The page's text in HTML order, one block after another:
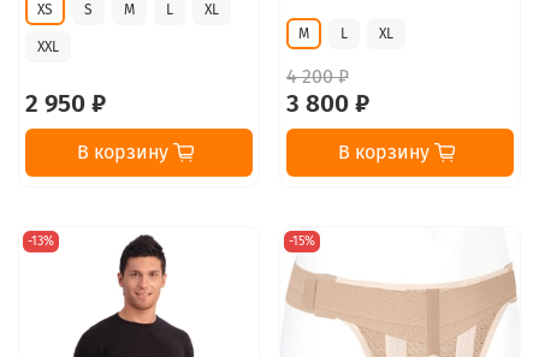
XS S M L XL
XXL
2 950 ₽
В корзину
M L XL
4 200 ₽
3 800 ₽
В корзину
-13% -15%